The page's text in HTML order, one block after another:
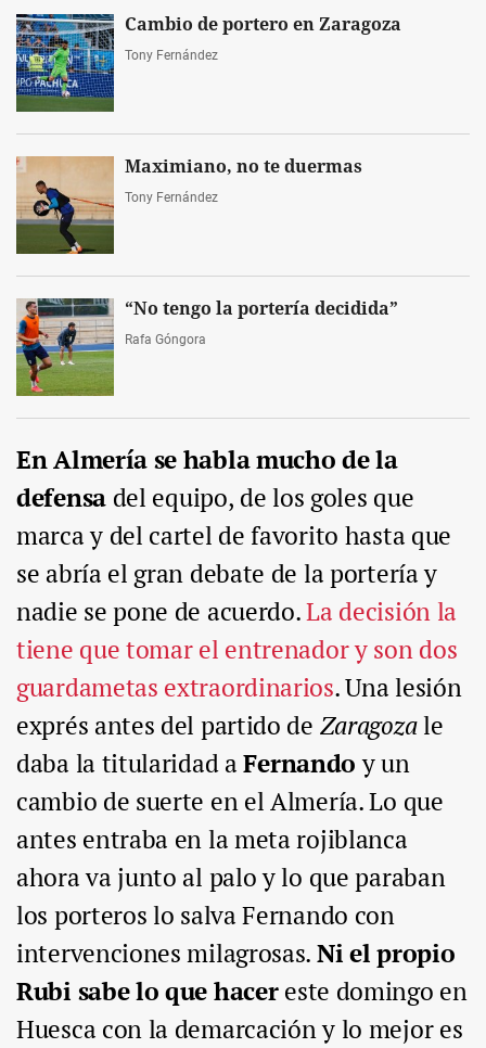
Cambio de portero en Zaragoza
Tony Fernández
Maximiano, no te duermas
Tony Fernández
“No tengo la portería decidida”
Rafa Góngora
En Almería se habla mucho de la
defensadel equipo, de los goles que
marca y del cartel de favorito hasta que
se abría el gran debate de la portería y
nadie se pone de acuerdo.La decisión la
tiene que tomar el entrenador y son dos
guardametas extraordinarios. Una lesión
exprés antes del partido de Zaragozale
daba la titularidad aFernandoy un
cambio de suerte en el Almería. Lo que
antes entraba en la meta rojiblanca
ahora va junto al palo y lo que paraban
los porteros lo salva Fernando con
intervenciones milagrosas.Ni el propio
Rubi sabe lo que hacereste domingo en
Huesca con la demarcación y lo mejor es